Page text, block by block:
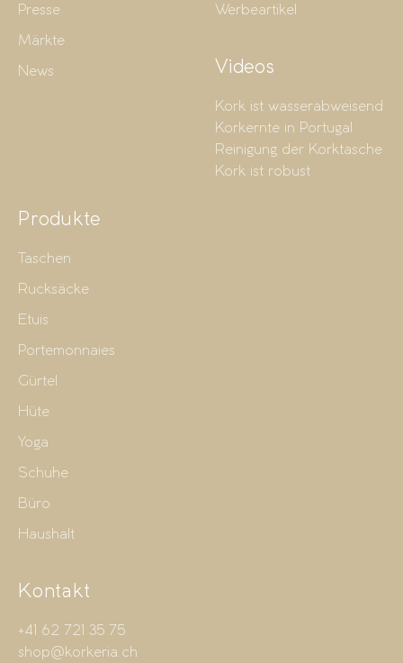
Presse
Märkte
News
Werbeartikel
Videos
Kork ist wasserabweisend
Korkernte in Portugal
Reinigung der Korktasche
Kork ist robust
Produkte
Taschen
Rucksäcke
Etuis
Portemonnaies
Gürtel
Hüte
Yoga
Schuhe
Büro
Haushalt
Kontakt
+41 62 721 35 75
shop@korkeria.ch